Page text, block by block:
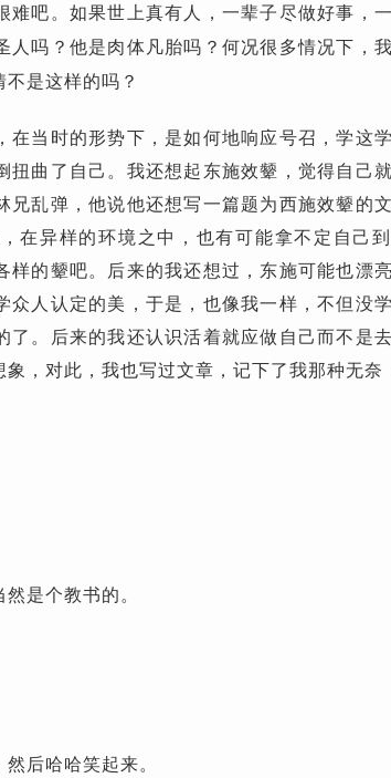
难吧。如果世上真有人，一辈子尽做好事，
吗？他是肉体凡胎吗？何况很多情况下，我
是这样的吗？
在当时的形势下，是如何地响应号召，学这
曲了自己。我还想起东施效颦，觉得自己就
兄乱弹，他说他还想写一篇题为西施效颦的
在异样的环境之中，也有可能拿不定自己
的颦吧。后来的我还想过，东施可能也漂
众人认定的美，于是，也像我一样，不但没
。后来的我还认识活着就应做自己而不是
，对此，我也写过文章，记下了我那种无奈
是个教书的。
后哈哈笑起来。